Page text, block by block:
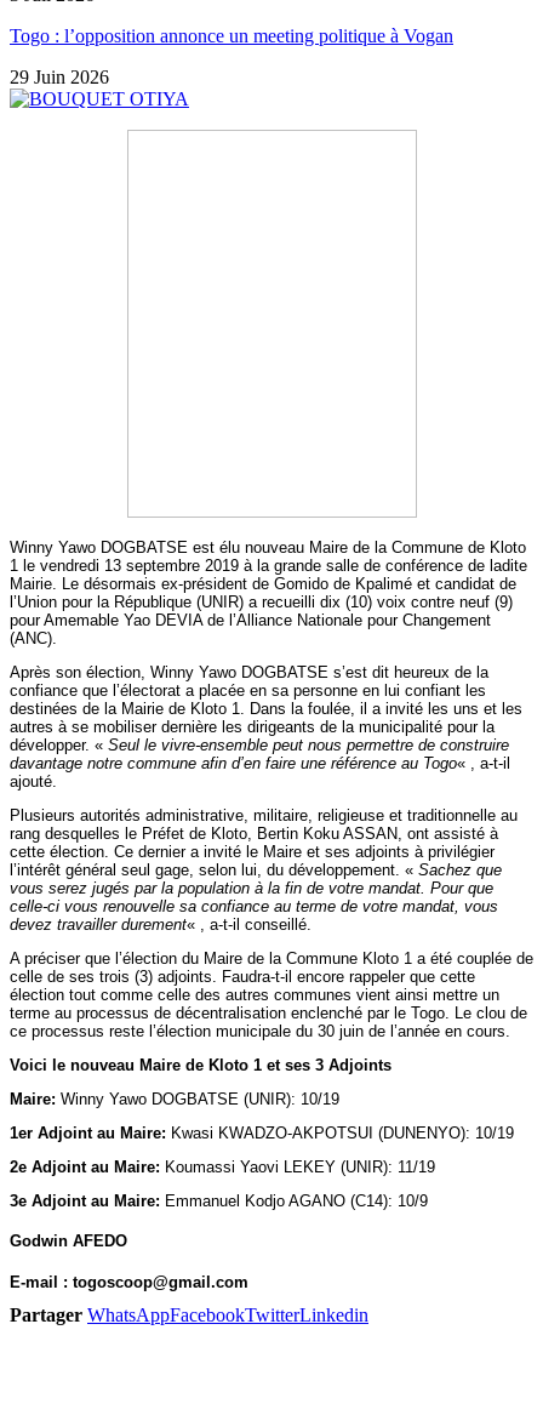
Togo : l’opposition annonce un meeting politique à Vogan
29 Juin 2026
Winny Yawo DOGBATSE est élu nouveau Maire de la Commune de Kloto
1 le vendredi 13 septembre 2019 à la grande salle de conférence de ladite
Mairie. Le désormais ex-président de Gomido de Kpalimé et candidat de
l’Union pour la République (UNIR) a recueilli dix (10) voix contre neuf (9)
pour Amemable Yao DEVIA de l’Alliance Nationale pour Changement
(ANC).
Après son élection, Winny Yawo DOGBATSE s’est dit heureux de la
confiance que l’électorat a placée en sa personne en lui confiant les
destinées de la Mairie de Kloto 1. Dans la foulée, il a invité les uns et les
autres à se mobiliser dernière les dirigeants de la municipalité pour la
développer. « Seul le vivre-ensemble peut nous permettre de construire
davantage notre commune afin d’en faire une référence au Togo« , a-t-il
ajouté.
Plusieurs autorités administrative, militaire, religieuse et traditionnelle au
rang desquelles le Préfet de Kloto, Bertin Koku ASSAN, ont assisté à
cette élection. Ce dernier a invité le Maire et ses adjoints à privilégier
l’intérêt général seul gage, selon lui, du développement. « Sachez que
vous serez jugés par la population à la fin de votre mandat. Pour que
celle-ci vous renouvelle sa confiance au terme de votre mandat, vous
devez travailler durement« , a-t-il conseillé.
A préciser que l’élection du Maire de la Commune Kloto 1 a été couplée de
celle de ses trois (3) adjoints. Faudra-t-il encore rappeler que cette
élection tout comme celle des autres communes vient ainsi mettre un
terme au processus de décentralisation enclenché par le Togo. Le clou de
ce processus reste l’élection municipale du 30 juin de l’année en cours.
Voici le nouveau Maire de Kloto 1 et ses 3 Adjoints
Maire: Winny Yawo DOGBATSE (UNIR): 10/19
1er Adjoint au Maire: Kwasi KWADZO-AKPOTSUI (DUNENYO): 10/19
2e Adjoint au Maire: Koumassi Yaovi LEKEY (UNIR): 11/19
3e Adjoint au Maire: Emmanuel Kodjo AGANO (C14): 10/9
Godwin AFEDO
E-mail : togoscoop@gmail.com
Partager WhatsAppFacebookTwitterLinkedin